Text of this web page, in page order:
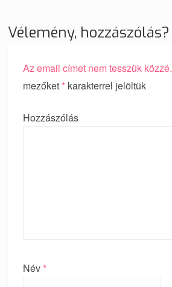
Vélemény, hozzászólás?
Az email címet nem tesszük közzé.
mezőket * karakterrel jelöltük
Hozzászólás
Név *